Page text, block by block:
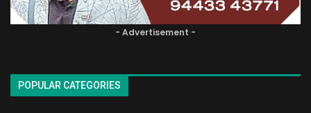
- Advertisement -
POPULAR CATEGORIES